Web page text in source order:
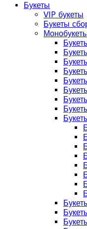
Букеты
VIP букеты
Букеты